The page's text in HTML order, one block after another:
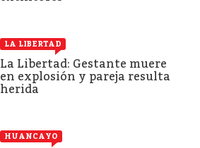
LA LIBERTAD
La Libertad: Gestante muere
en explosión y pareja resulta
herida
HUANCAYO